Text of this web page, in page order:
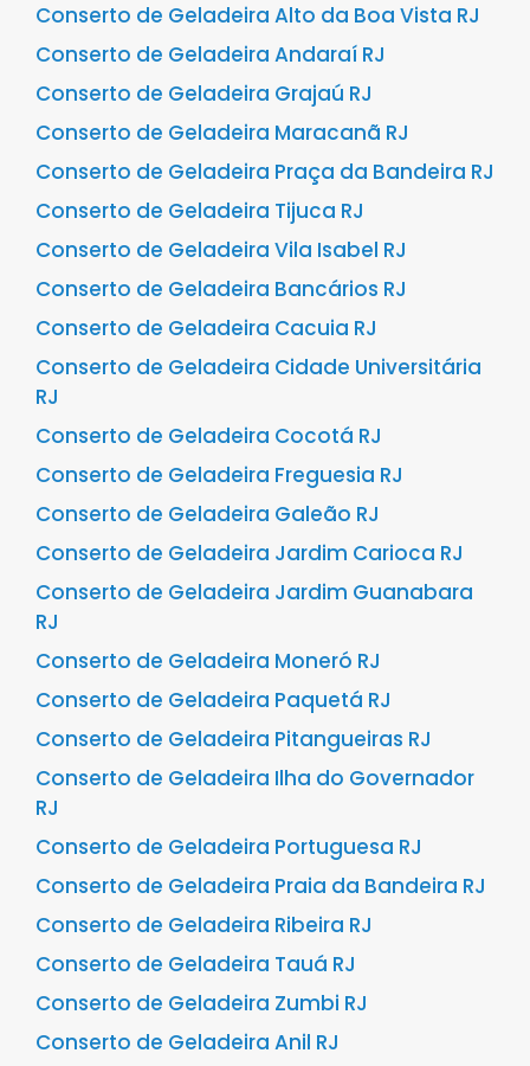
Conserto de Geladeira Alto da Boa Vista RJ
Conserto de Geladeira Andaraí RJ
Conserto de Geladeira Grajaú RJ
Conserto de Geladeira Maracanã RJ
Conserto de Geladeira Praça da Bandeira RJ
Conserto de Geladeira Tijuca RJ
Conserto de Geladeira Vila Isabel RJ
Conserto de Geladeira Bancários RJ
Conserto de Geladeira Cacuia RJ
Conserto de Geladeira Cidade Universitária
RJ
Conserto de Geladeira Cocotá RJ
Conserto de Geladeira Freguesia RJ
Conserto de Geladeira Galeão RJ
Conserto de Geladeira Jardim Carioca RJ
Conserto de Geladeira Jardim Guanabara
RJ
Conserto de Geladeira Moneró RJ
Conserto de Geladeira Paquetá RJ
Conserto de Geladeira Pitangueiras RJ
Conserto de Geladeira Ilha do Governador
RJ
Conserto de Geladeira Portuguesa RJ
Conserto de Geladeira Praia da Bandeira RJ
Conserto de Geladeira Ribeira RJ
Conserto de Geladeira Tauá RJ
Conserto de Geladeira Zumbi RJ
Conserto de Geladeira Anil RJ